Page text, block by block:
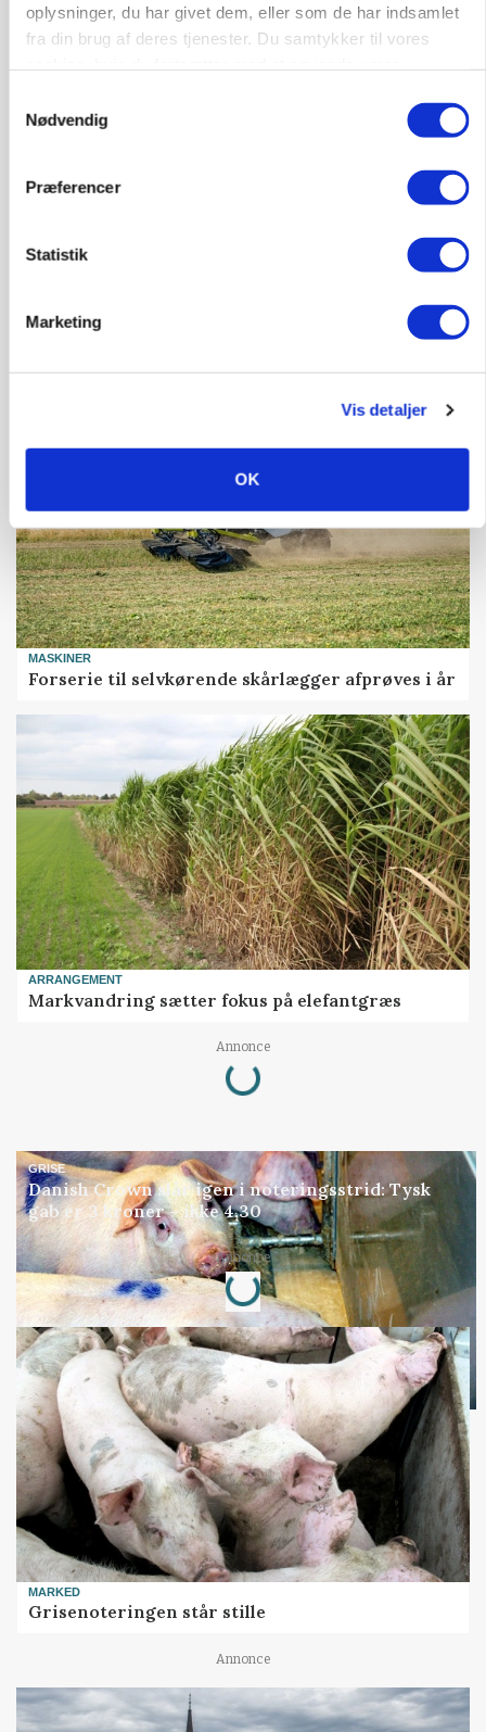
oplysninger, du har givet dem, eller som de har indsamlet
fra din brug af deres tjenester. Du samtykker til vores
Nødvendig
Præferencer
Statistik
Marketing
Vis detaljer
OK
PLANTER
18 montører står klar i høsten: Sådan holder PN
MASKINER
Forserie til selvkørende skårlægger afprøves i år
ARRANGEMENT
Markvandring sætter fokus på elefantgræs
Annonce
Loading...
GRISE
Danish Crown slår igen i noteringsstrid: Tysk
gab er 3 kroner – ikke 4,30
Annonce
Loading...
MARKED
Grisenoteringen står stille
Annonce